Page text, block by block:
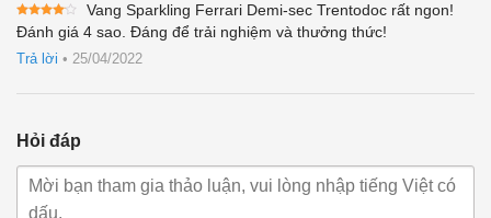
Được
xếp
hạng4
5 sao
Vang Sparkling Ferrari Demi-sec Trentodoc rất ngon!
Đánh giá 4 sao. Đáng để trải nghiệm và thưởng thức!
Trả lời • 25/04/2022
Hỏi đáp